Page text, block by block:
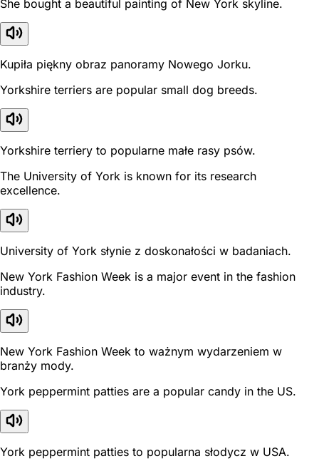
She bought a beautiful painting of New York skyline.
Kupiła piękny obraz panoramy Nowego Jorku.
Yorkshire terriers are popular small dog breeds.
Yorkshire terriery to popularne małe rasy psów.
The University of York is known for its research
excellence.
University of York słynie z doskonałości w badaniach.
New York Fashion Week is a major event in the fashion
industry.
New York Fashion Week to ważnym wydarzeniem w
branży mody.
York peppermint patties are a popular candy in the US.
York peppermint patties to popularna słodycz w USA.